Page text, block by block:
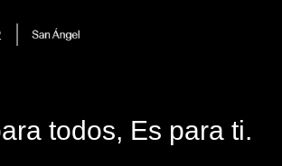
todos, Es para ti.